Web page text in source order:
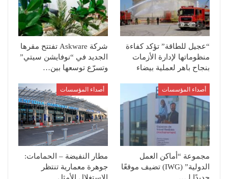
“عجيل للطاقة” تؤكد كفاءة
منظوماتها لإدارة الأزمات
بنجاح باهر لعملية بيضاء
شركة Askware تفتتح مقرها
الجديد في “نوفايشن سيتي”
وتسرّع توسعها بين…
أصداء المؤسسات
مجموعة “أماكن العمل
الدولية” (IWG) تضيف موقعًا
أصداء المؤسسات
مطار النفيضة – الحمامات:
جوهرة معمارية تنتظر